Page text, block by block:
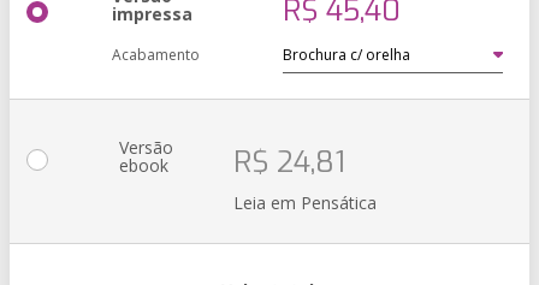
impressa R$ 45,40
Acabamento
Versão
ebook R$ 24,81
Leia em Pensática